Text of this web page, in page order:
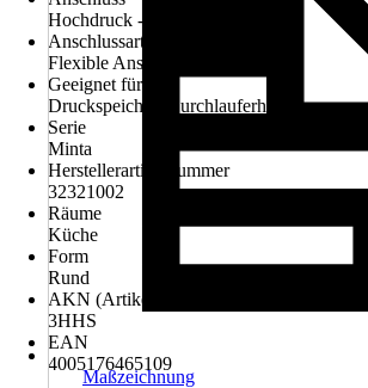
Hochdruck - druckfest
Anschlussart
Flexible Anschlussschläuche 3/8"
Geeignet für
Druckspeicher, Durchlauferhitzer
Serie
Minta
Herstellerartikelnummer
32321002
Räume
Küche
Form
Rund
AKN (Artikelkurznummer)
3HHS
EAN
4005176465109
Maßzeichnung